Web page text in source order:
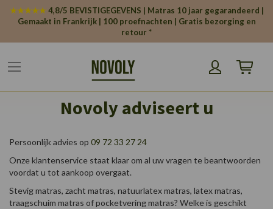
★★★★★ 4,8/5 BEVISTIGEGEVENS | Matras 10 jaar gegarandeerd |
Gemaakt in Frankrijk | 100 proefnachten | Gratis bezorging en
retour *
Novoly adviseert u
Persoonlijk advies op 09 72 33 27 24
Onze klantenservice staat klaar om al uw vragen te beantwoorden
voordat u tot aankoop overgaat.
Stevig matras, zacht matras, natuurlatex matras, latex matras,
traagschuim matras of pocketvering matras? Welke is geschikt
Cookies beheer paneel